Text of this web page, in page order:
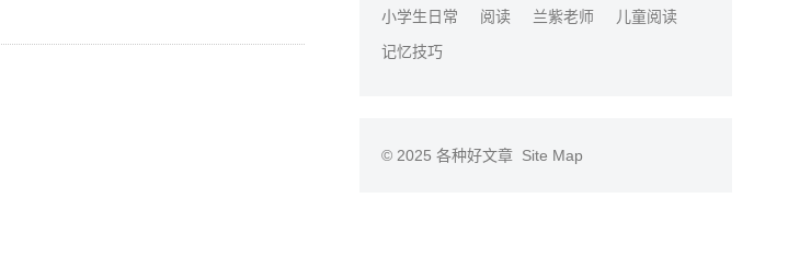
小学生日常 阅读 兰紫老师
儿童阅读
记忆技巧
© 2025 各种好文章 Site Map